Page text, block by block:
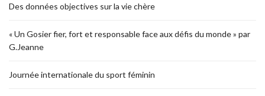
Des données objectives sur la vie chère
« Un Gosier fier, fort et responsable face aux défis du monde » par
G.Jeanne
Journée internationale du sport féminin